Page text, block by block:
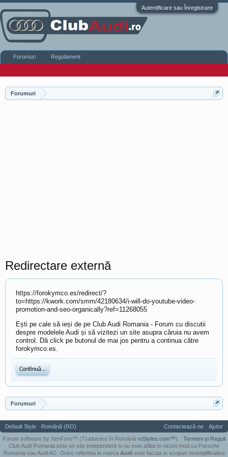
Autentificare sau Înregistrare
Forumuri
Redirectare externă
https://forokymco.es/redirect/?
to=https://kwork.com/smm/42180634/i-will-do-youtube-video-
promotion-and-seo-organically?ref=11268055
Ești pe cale să ieși de pe Club Audi Romania - Forum cu discutii
despre modelele Audi și să vizitezi un site asupra căruia nu avem
control. Dă click pe butonul de mai jos pentru a continua către
forokymco.es.
Continuă...
Forumuri
Forumuri Regulament
Default Style Română (RO) Contactează-ne
Ajutor
Termeni și Reguli
Forum software by XenForo™ (Traducere în Română roStyles.com™)
Club Audi Romania este un site independent si nu este afiliat in niciun mod cu Porsche
Romania sau Audi AG. Orice referinta la marca Audieste facuta in scopuri exemplificative